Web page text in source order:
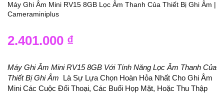
Máy Ghi Âm Mini RV15 8GB Lọc Âm Thanh Của Thiết Bị Ghi Âm |
Cameraminiplus
2.401.000 ₫
Máy Ghi Âm Mini RV15 8GB Với Tính Năng Lọc Âm Thanh Của
Thiết Bị Ghi Âm Là Sự Lựa Chọn Hoàn Hỏa Nhất Cho Ghi Âm
Mini Các Cuộc Đối Thoại, Các Buổi Họp Mặt, Hoặc Thu Thập